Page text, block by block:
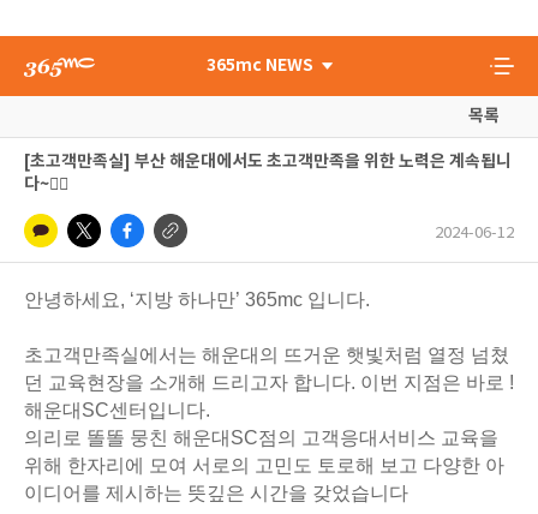
365mc NEWS
목록
[초고객만족실] 부산 해운대에서도 초고객만족을 위한 노력은 계속됩니
다~🧚‍♀️
2024-06-12
안녕하세요, ‘지방 하나만’ 365mc 입니다.
초고객만족실에서는 해운대의 뜨거운 햇빛처럼 열정 넘쳤
던 교육현장을 소개해 드리고자 합니다. 이번 지점은 바로 !
해운대SC센터입니다.
의리로 똘똘 뭉친 해운대SC점의 고객응대서비스 교육을
위해 한자리에 모여 서로의 고민도 토로해 보고 다양한 아
이디어를 제시하는 뜻깊은 시간을 갖었습니다